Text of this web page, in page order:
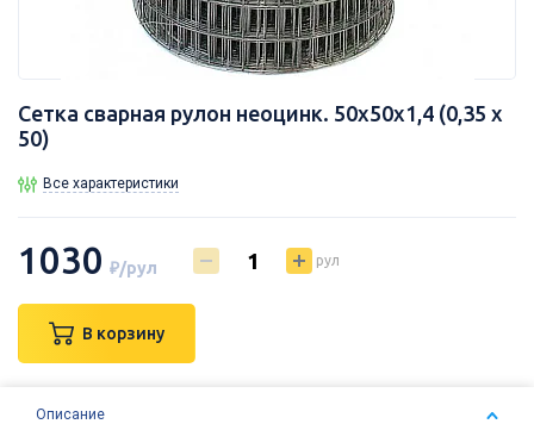
Сетка сварная рулон неоцинк. 50х50х1,4 (0,35 х
50)
Все характеристики
1030 ₽/рул рул
В корзину
Описание